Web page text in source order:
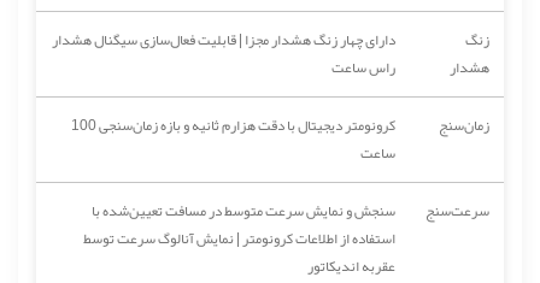
زنگ
هشدار
دارای چهار زنگ هشدار مجزا | قابلیت فعال‌سازی سیگنال هشدار
راس ساعت
زمان‌سنج
کرونومتر دیجیتال با دقت هزارم ثانیه و بازه زمان‌سنجی 100
ساعت
سرعت‌سنج
سنجش و نمایش سرعت متوسط در مسافت تعیین‌شده با
استفاده از اطلاعات کرونومتر | نمایش آنالوگ سرعت توسط
عقربه اندیکاتور